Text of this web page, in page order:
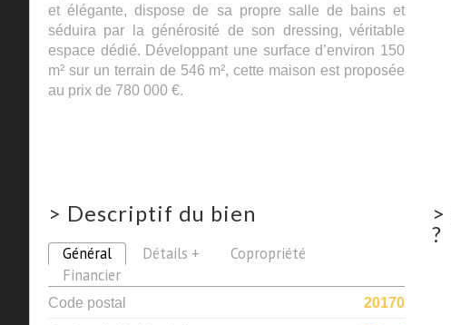
et élégante, dispose de sa propre salle de bains et
séduira par la générosité de son dressing, véritable
espace dédié. Développant une surface d’environ 150
m² sur un terrain de 546 m², cette maison est proposée
au prix de 780 000 €.
> Descriptif du bien
Général Détails +
Copropriété
Financier
Code postal
20170
>
?